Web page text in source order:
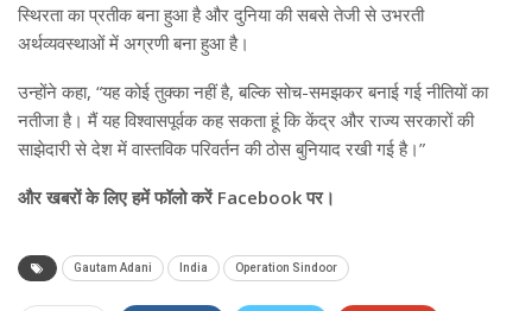
स्थिरता का प्रतीक बना हुआ है और दुनिया की सबसे तेजी से उभरती
अर्थव्यवस्थाओं में अग्रणी बना हुआ है।
उन्होंने कहा, “यह कोई तुक्का नहीं है, बल्कि सोच-समझकर बनाई गई नीतियों का
नतीजा है। मैं यह विश्वासपूर्वक कह सकता हूं कि केंद्र और राज्य सरकारों की
साझेदारी से देश में वास्तविक परिवर्तन की ठोस बुनियाद रखी गई है।”
और खबरों के लिए हमें फॉलो करें Facebook पर।
Gautam Adani India Operation Sindoor